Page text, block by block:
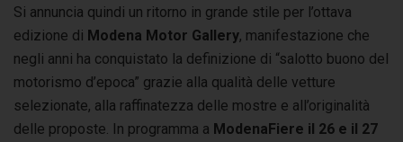
Si annuncia quindi un ritorno in grande stile per l’ottava
edizione di Modena Motor Gallery, manifestazione che
negli anni ha conquistato la definizione di “salotto buono del
motorismo d’epoca” grazie alla qualità delle vetture
selezionate, alla raffinatezza delle mostre e all’originalità
delle proposte. In programma a ModenaFiere il 26 e il 27